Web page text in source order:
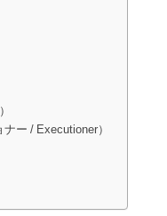
ー / Executioner）